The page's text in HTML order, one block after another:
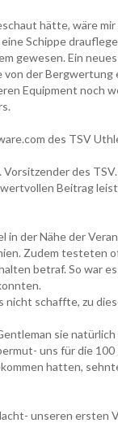
hätte, wäre
Schippe
gewesen. Ein neues
der Bergwertung
Equipment noch
des TSV
Vorsitzender des
Beitrag
in der Nähe der
Zudem testeten
betraf. So war
nicht schaffte, zu
sie
uns für die
hatten,
unseren ersten